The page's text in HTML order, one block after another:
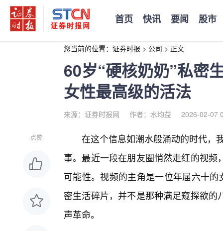
首页 快讯 要闻 股市
您当前的位置： 证券时报 > 公司 > 正文
60岁“硬核奶奶”私密
女性最高级的活法
来源：证券时报网 作者：水均益 2026-02-07
点赞
在这个信息如潮水般涌动的时代，
事。最近一段在朋友圈悄然走红的视
可能性。视频的主角是一位年届六十
密生活碎片，并不是那种满足窥探欲
声革命。